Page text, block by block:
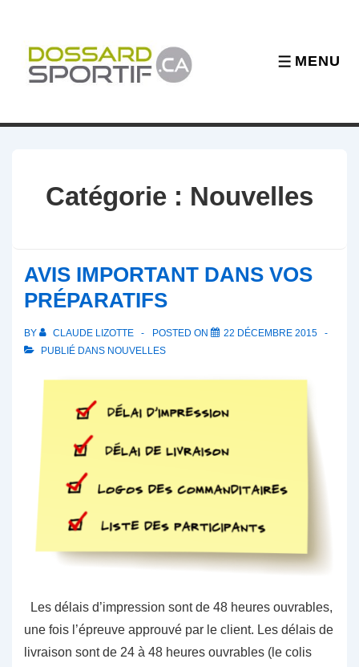
contenu
MENU
MENU
Catégorie : Nouvelles
AVIS IMPORTANT DANS VOS
PRÉPARATIFS
BY CLAUDE LIZOTTE POSTED ON
22 DÉCEMBRE 2015
PUBLIÉ DANS NOUVELLES
Les délais d’impression sont de 48 heures ouvrables,
une fois l’épreuve approuvé par le client. Les délais de
livraison sont de 24 à 48 heures ouvrables (le colis